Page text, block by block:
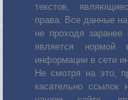
текстов,
права. Все данные
не проходя
является нормой
информации в сети
Не смотря на это,
касательно